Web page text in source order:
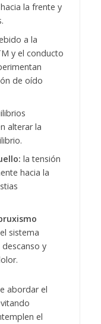
la frente y
a la
y el conducto
de oído
alterar la
la tensión
hacia la
sistema
y
abordar el
el